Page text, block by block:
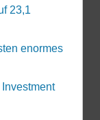
23,1
enormes